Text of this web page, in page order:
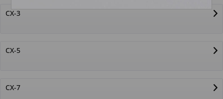
CX-3
CX-5
CX-7